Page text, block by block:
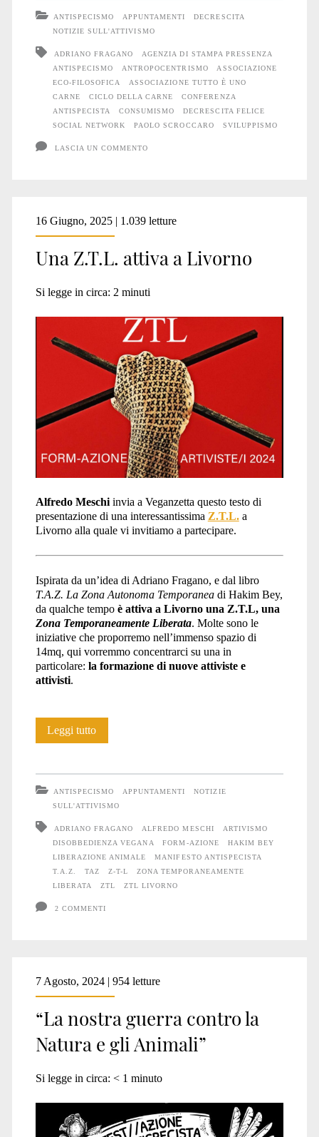
antispecismo
e
decrescita.
Incontro
ANTISPECISMO APPUNTAMENTI
DECRESCITA
NOTIZIE SULL'ATTIVISMO
ADRIANO FRAGANO
AGENZIA DI STAMPA PRESSENZA
ANTISPECISMO
ANTROPOCENTRISMO
ASSOCIAZIONE
ECO-FILOSOFICA
ASSOCIAZIONE TUTTO È UNO
CARNE
CICLO DELLA CARNE
CONFERENZA
ANTISPECISTA
CONSUMISMO
DECRESCITA FELICE
SOCIAL NETWORK
PAOLO SCROCCARO SVILUPPISMO
LASCIA UN COMMENTO
16 Giugno, 2025 | 1.039 letture
Una Z.T.L. attiva a Livorno
Si legge in circa: 2 minuti
Alfredo Meschiinvia a Veganzetta questo testo di
presentazione di una interessantissima Z.T.L.a
Livorno alla quale vi invitiamo a partecipare.
Ispirata da un’idea di Adriano Fragano, e dal libro
T.A.Z. La Zona Autonoma Temporaneadi Hakim Bey,
da qualche tempo è attiva a Livorno una Z.T.L, una
Zona Temporaneamente Liberata. Molte sono le
iniziative che proporremo nell’immenso spazio di
14mq, qui vorremmo concentrarci su una in
particolare: la formazione di nuove attiviste e
attivisti.
Leggi tuttoUna
a
Livorno
ANTISPECISMO APPUNTAMENTI
NOTIZIE
SULL'ATTIVISMO
ADRIANO FRAGANO ALFREDO MESCHI
ARTIVISMO
DISOBBEDIENZA VEGANA
FORM-AZIONE
HAKIM BEY
LIBERAZIONE ANIMALE
MANIFESTO ANTISPECISTA
T.A.Z.
TAZ Z-T-L
ZONA TEMPORANEAMENTE
LIBERATA
ZTL ZTL LIVORNO
2 COMMENTI
7 Agosto, 2024 | 954 letture
“La nostra guerra contro la
Natura e gli Animali”
Si legge in circa: < 1 minuto